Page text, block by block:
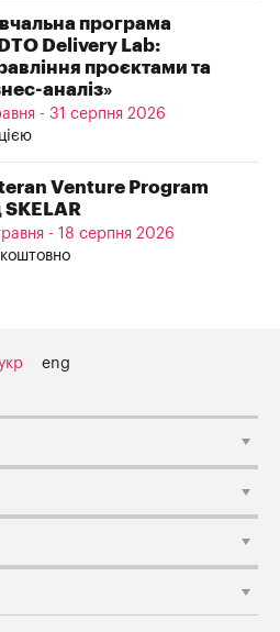
програма
Delivery Lab:
проєктами та
аналіз»
- 31 серпня 2026
Venture Program
SKELAR
- 18 серпня 2026
eng